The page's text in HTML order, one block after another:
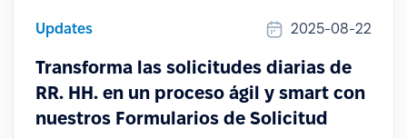
Updates 2025-08-22
Transforma las solicitudes diarias de
RR. HH. en un proceso ágil y smart con
nuestros Formularios de Solicitud